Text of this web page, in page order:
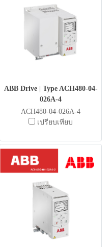
ABB Drive | Type ACH480-04-
026A-4
ACH480-04-026A-4
เปรียบเทียบ